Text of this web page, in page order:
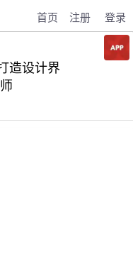
首页 注册 登录
造设计界